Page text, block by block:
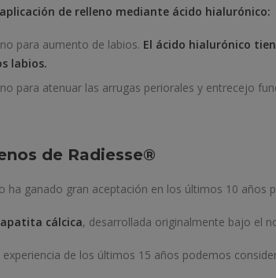
de relleno mediante ácido hialurónico:
para aumento de labios. El ácido hialurónico
labios.
para atenuar las arrugas periorales y entrecejo
de Radiesse®️
ha ganado gran aceptación en los últimos 10 años
cálcica, desarrollada originalmente bajo el
experiencia de los últimos 15 años podemos